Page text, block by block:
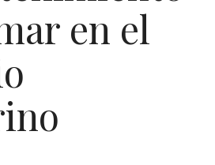
en el